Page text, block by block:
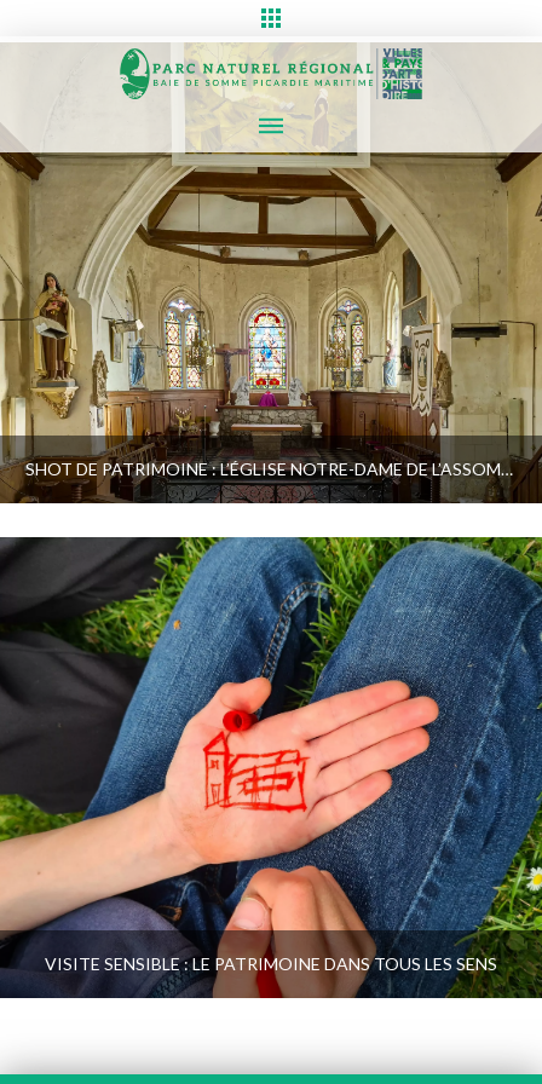
SHOT DE PATRIMOINE : L’ÉGLISE NOTRE-DAME DE L’ASSOMPTION DE VAUCHELLES-LES-QUESNOY
VISITE SENSIBLE : LE PATRIMOINE DANS TOUS LES SENS